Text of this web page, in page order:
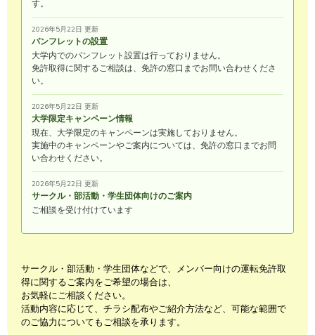
す。
2026年5月22日 更新
パンフレットの設置
大学内でのパンフレット設置は行っておりません。
免許取得に関するご相談は、免許の窓口までお問い合わせくださ
い。
2026年5月22日 更新
大学限定キャンペーン情報
現在、大学限定のキャンペーンは実施しておりません。
実施中のキャンペーンやご案内については、免許の窓口までお問
い合わせください。
2026年5月22日 更新
サークル・部活動・学生団体向けのご案内
ご相談を受け付けています
サークル・部活動・学生団体などで、メンバー向けの運転免許取
得に関するご案内をご希望の場合は、
お気軽にご相談ください。
活動内容に応じて、チラシ配布やご紹介方法など、可能な範囲で
のご協力についてもご相談を承ります。